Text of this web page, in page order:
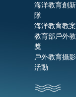
海洋教育創
隊
海洋教育教
教育部戶外
獎
戶外教育攝
活動